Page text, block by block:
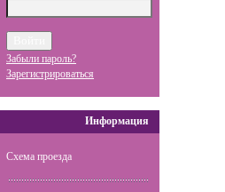
Забыли пароль?
Зарегистрироваться
Информация
Схема проезда